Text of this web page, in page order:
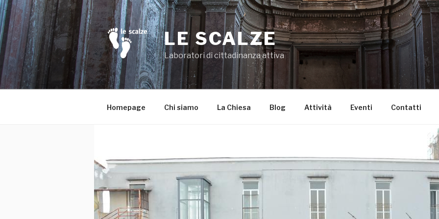
Salta
al
contenuto
LE SCALZE
Laboratori di cittadinanza attiva
Homepage Chi siamo La Chiesa Blog Attività Eventi Contatti